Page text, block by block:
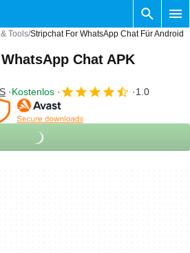
Tools Stripchat For WhatsApp Chat Für Android
Chat APK
Kostenlos 1.0